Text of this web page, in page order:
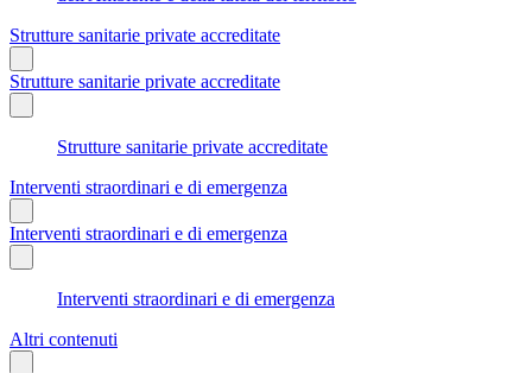
Strutture sanitarie private accreditate
Strutture sanitarie private accreditate
Strutture sanitarie private accreditate
Interventi straordinari e di emergenza
Interventi straordinari e di emergenza
Interventi straordinari e di emergenza
Altri contenuti